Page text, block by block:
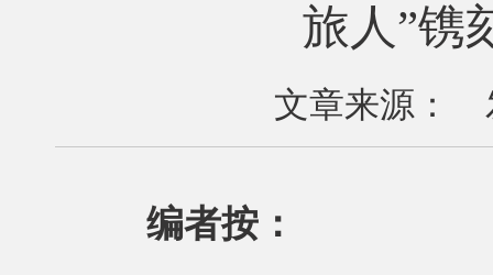
旅人”镌
文章来源：
编者按：